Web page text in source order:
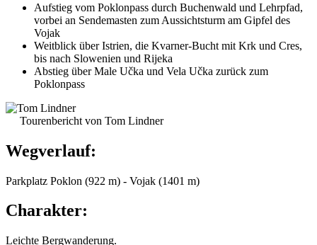
Aufstieg vom Poklonpass durch Buchenwald und Lehrpfad,
vorbei an Sendemasten zum Aussichtsturm am Gipfel des
Vojak
Weitblick über Istrien, die Kvarner-Bucht mit Krk und Cres,
bis nach Slowenien und Rijeka
Abstieg über Male Učka und Vela Učka zurück zum
Poklonpass
Tourenbericht von Tom Lindner
Wegverlauf:
Parkplatz Poklon (922 m) - Vojak (1401 m)
Charakter:
Leichte Bergwanderung.